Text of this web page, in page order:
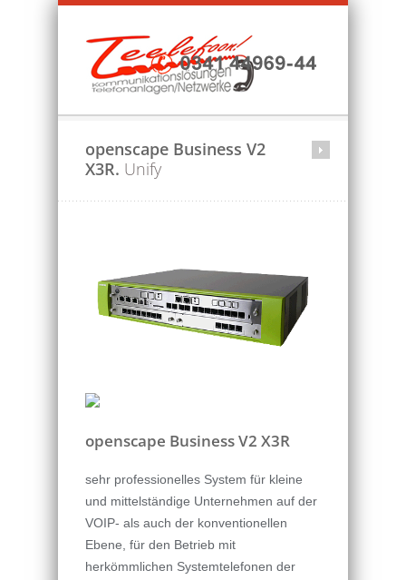
openscape Business V2
X3R. Unify
openscape Business V2 X3R
sehr professionelles System für kleine
und mittelständige Unternehmen auf der
VOIP- als auch der konventionellen
Ebene, für den Betrieb mit
herkömmlichen Systemtelefonen der